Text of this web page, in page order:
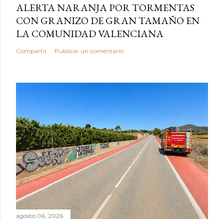
ALERTA NARANJA POR TORMENTAS
CON GRANIZO DE GRAN TAMAÑO EN
LA COMUNIDAD VALENCIANA
Compartir Publicar un comentario
agosto 06, 2026